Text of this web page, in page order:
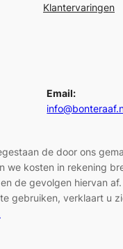
Klantervaringen
Email:
de door ons
kosten in rekening
de gevolgen hiervan
gebruiken, verklaart u